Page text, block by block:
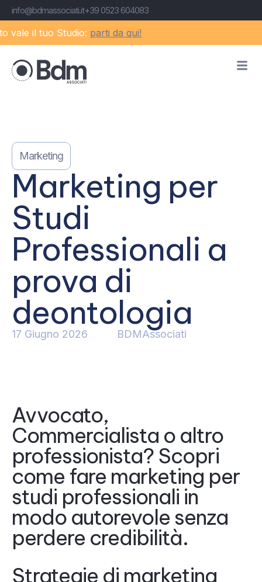
info@bdmassociati.it+39 0523 604083
il tuo Studio:parti da qui!
Marketing
Marketing per
Studi
Professionali a
prova di
deontologia
17 Giugno 2026 BDMAssociati
Avvocato,
Commercialista o altro
professionista? Scopri
come fare marketing per
studi professionali in
modo autorevole senza
perdere credibilità.
Strategie di marketing